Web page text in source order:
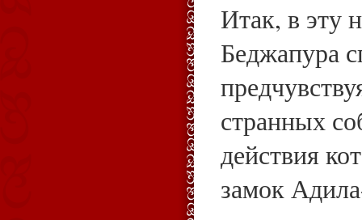
Итак, в эту
Беджапура
странных
действия
замок